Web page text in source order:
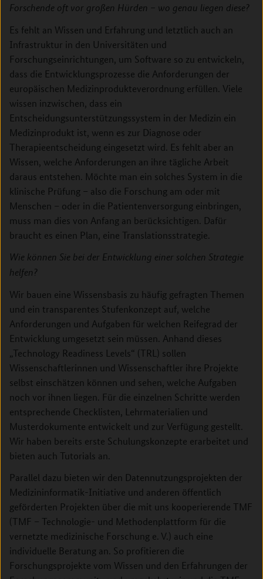
Forschende oft vor großen Hürden – wo genau liegen diese?
Es fehlt an Wissen und Erfahrung und letztlich auch an
Infrastruktur in den Universitäten und
Forschungseinrichtungen, um Software so zu entwickeln,
dass die Entwicklungsprozesse die Anforderungen der
europäischen Medizinprodukteverordnung erfüllen. Viele
wissen inzwischen, dass ein
Entscheidungsunterstützungssystem in der Medizin ein
Medizinprodukt ist, wenn es zur Diagnose oder
Therapieentscheidung eingesetzt wird. Es fehlt aber an
Wissen, welche Anforderungen an ihre tägliche Arbeit
daraus entstehen. Möchte man ein solches System in die
klinische Prüfung – also die Forschung am oder mit
Menschen – oder in die Patientenversorgung einbringen,
muss man dies von Anfang an berücksichtigen. Dafür
braucht es einen Plan, eine Translationsstrategie.
Wie können Sie bei der Entwicklung einer solchen Strategie
helfen?
Wir bauen eine Wissensbasis zu häufig gefragten Themen
und ein transparentes Stufenkonzept auf, welche
Anforderungen und Aufgaben für welchen Reifegrad der
Entwicklung umgesetzt sein müssen. Anhand dieses
„Technology Readiness Levels“ (TRL) sollen
Wissenschaftlerinnen und Wissenschaftler ihre Projekte
selbst einschätzen können und sehen, welche Aufgaben
noch vor ihnen liegen. Für die einzelnen Schritte werden
entsprechende Checklisten, Lehrmaterialien und
Musterdokumente entwickelt und zur Verfügung gestellt.
Wir haben bereits erste Schulungskonzepte erarbeitet und
bieten auch Tutorials an.
Parallel dazu bieten wir den Datennutzungsprojekten der
Medizininformatik-Initiative und anderen öffentlich
geförderten Projekten über die mit uns kooperierende TMF
(TMF – Technologie- und Methodenplattform für die
vernetzte medizinische Forschung e. V.) auch eine
individuelle Beratung an. So profitieren die
Forschungsprojekte vom Wissen und den Erfahrungen der